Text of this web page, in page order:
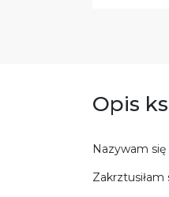
Opis
Nazywam